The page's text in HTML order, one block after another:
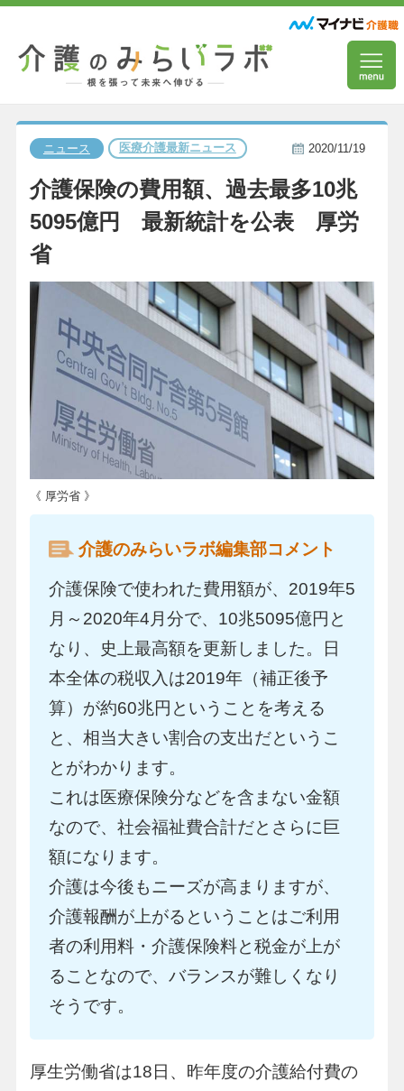
ニュース 医療介護最新ニュース 2020/11/19
介護保険の費用額、過去最多10兆
5095億円 最新統計を公表 厚労
省
《 厚労省 》
介護のみらいラボ編集部コメント
介護保険で使われた費用額が、2019年5
月～2020年4月分で、10兆5095億円と
なり、史上最高額を更新しました。日
本全体の税収入は2019年（補正後予
算）が約60兆円ということを考える
と、相当大きい割合の支出だというこ
とがわかります。
これは医療保険分などを含まない金額
なので、社会福祉費合計だとさらに巨
額になります。
介護は今後もニーズが高まりますが、
介護報酬が上がるということはご利用
者の利用料・介護保険料と税金が上が
ることなので、バランスが難しくなり
そうです。
厚生労働省は18日、昨年度の介護給付費の